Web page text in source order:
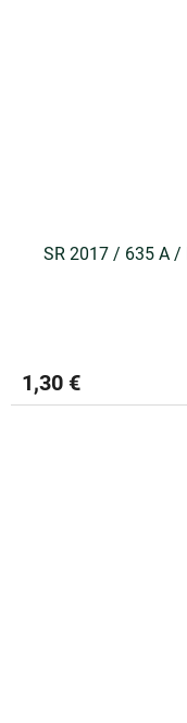
SR 2017 / 635 A /
1,30 €